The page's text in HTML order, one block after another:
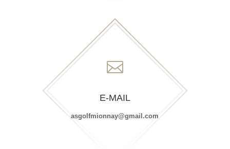

E-MAIL
asgolfmionnay@gmail.com